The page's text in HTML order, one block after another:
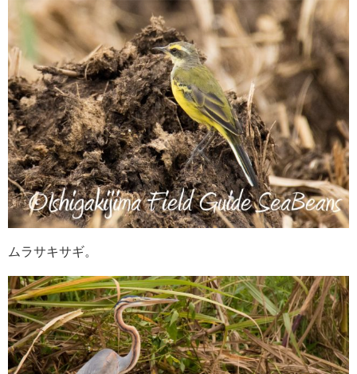
ムラサキサギ。